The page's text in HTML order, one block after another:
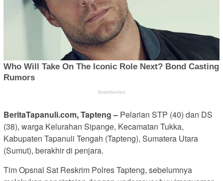
BeritaTapanuli.com, Tapteng – Pelarian STP (40) dan DS
(38), warga Kelurahan Sipange, Kecamatan Tukka,
Kabupaten Tapanuli Tengah (Tapteng), Sumatera Utara
(Sumut), berakhir di penjara.
Tim Opsnal Sat Reskrim Polres Tapteng, sebelumnya